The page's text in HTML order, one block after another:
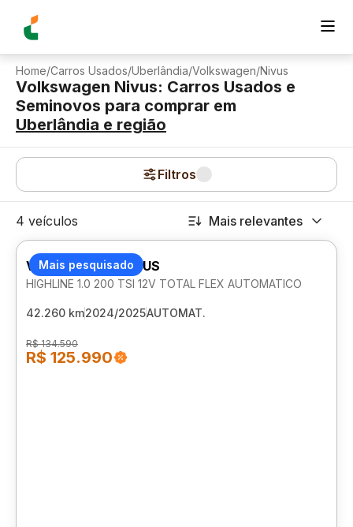
Home/Carros Usados/Uberlândia/Volkswagen/Nivus
Volkswagen Nivus: Carros Usados e
Seminovos para comprar em
Uberlândia e região
Filtros
4 veículos Mais relevantes
Mais pesquisado
VOLKSWAGEN NIVUS
HIGHLINE 1.0 200 TSI 12V TOTAL FLEX AUTOMATICO
42.260 km2024/2025AUTOMAT.
R$ 134.590
R$ 125.990